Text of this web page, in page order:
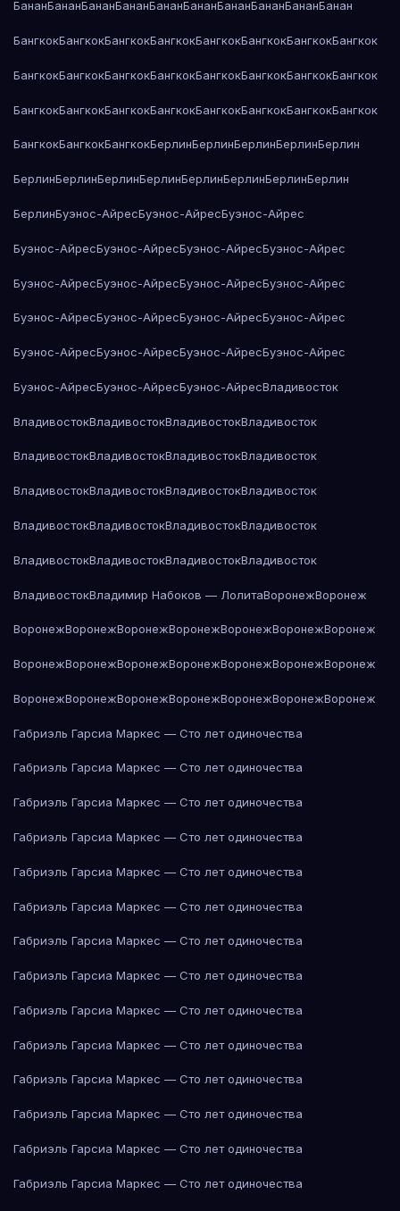
БананБананБананБананБананБананБананБананБананБанан
БангкокБангкокБангкокБангкокБангкокБангкокБангкокБангкок
БангкокБангкокБангкокБангкокБангкокБангкокБангкокБангкок
БангкокБангкокБангкокБангкокБангкокБангкокБангкокБангкок
БангкокБангкокБангкокБерлинБерлинБерлинБерлинБерлин
БерлинБерлинБерлинБерлинБерлинБерлинБерлинБерлин
БерлинБуэнос-АйресБуэнос-АйресБуэнос-Айрес
Буэнос-АйресБуэнос-АйресБуэнос-АйресБуэнос-Айрес
Буэнос-АйресБуэнос-АйресБуэнос-АйресБуэнос-Айрес
Буэнос-АйресБуэнос-АйресБуэнос-АйресБуэнос-Айрес
Буэнос-АйресБуэнос-АйресБуэнос-АйресБуэнос-Айрес
Буэнос-АйресБуэнос-АйресБуэнос-АйресВладивосток
ВладивостокВладивостокВладивостокВладивосток
ВладивостокВладивостокВладивостокВладивосток
ВладивостокВладивостокВладивостокВладивосток
ВладивостокВладивостокВладивостокВладивосток
ВладивостокВладивостокВладивостокВладивосток
ВладивостокВладимир Набоков — ЛолитаВоронежВоронеж
ВоронежВоронежВоронежВоронежВоронежВоронежВоронеж
ВоронежВоронежВоронежВоронежВоронежВоронежВоронеж
ВоронежВоронежВоронежВоронежВоронежВоронежВоронеж
Габриэль Гарсиа Маркес — Сто лет одиночества
Габриэль Гарсиа Маркес — Сто лет одиночества
Габриэль Гарсиа Маркес — Сто лет одиночества
Габриэль Гарсиа Маркес — Сто лет одиночества
Габриэль Гарсиа Маркес — Сто лет одиночества
Габриэль Гарсиа Маркес — Сто лет одиночества
Габриэль Гарсиа Маркес — Сто лет одиночества
Габриэль Гарсиа Маркес — Сто лет одиночества
Габриэль Гарсиа Маркес — Сто лет одиночества
Габриэль Гарсиа Маркес — Сто лет одиночества
Габриэль Гарсиа Маркес — Сто лет одиночества
Габриэль Гарсиа Маркес — Сто лет одиночества
Габриэль Гарсиа Маркес — Сто лет одиночества
Габриэль Гарсиа Маркес — Сто лет одиночества